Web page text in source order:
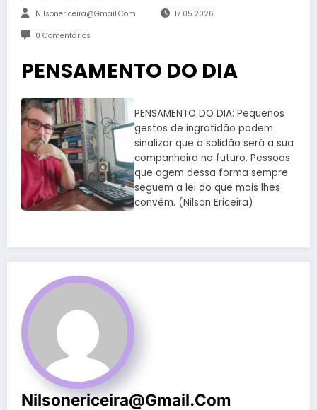
Nilsonericeira@gmail.com 17.05.2026
0 Comentários
PENSAMENTO DO DIA
PENSAMENTO DO DIA: Pequenos
gestos de ingratidão podem
sinalizar que a solidão será a sua
companheira no futuro. Pessoas
que agem dessa forma sempre
seguem a lei do que mais lhes
convém. (Nilson Ericeira)
Nilsonericeira@gmail.com